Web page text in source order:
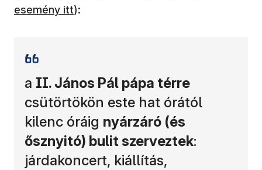
esemény itt):
a II. János Pál pápa térre
csütörtökön este hat órától
kilenc óráig nyárzáró (és
ősznyitó) bulit szerveztek:
járdakoncert, kiállítás,